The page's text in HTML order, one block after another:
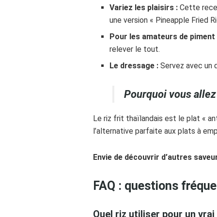
Variez les plaisirs : Cette
une version « Pineapple Fried
Pour les amateurs de piment
relever le tout.
Le dressage : Servez avec un
Pourquoi vous
Le riz frit thaïlandais est le plat «
l’alternative parfaite aux plats à
Envie de découvrir d’autres
FAQ : questions
Quel riz utiliser pour un